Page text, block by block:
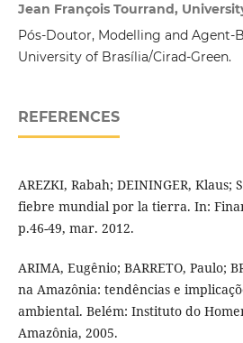
Jean François Tourrand,
Pós-Doutor, Modelling and Agent-
University of Brasília/Cirad-Green.
REFERENCES
AREZKI, Rabah; DEININGER, Klaus;
fiebre mundial por la tierra. In:
p.46-49, mar. 2012.
ARIMA, Eugênio; BARRETO, Paulo;
na Amazônia: tendências e
ambiental. Belém: Instituto do
Amazônia, 2005.